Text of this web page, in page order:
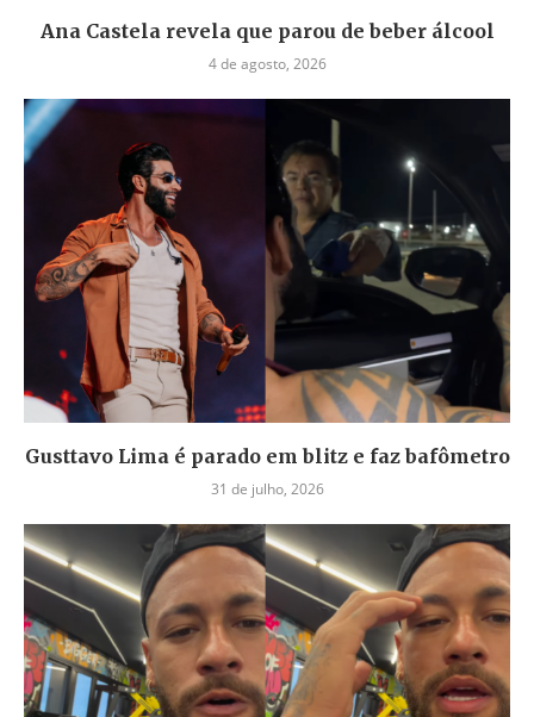
Ana Castela revela que parou de beber álcool
4 de agosto, 2026
Gusttavo Lima é parado em blitz e faz bafômetro
31 de julho, 2026